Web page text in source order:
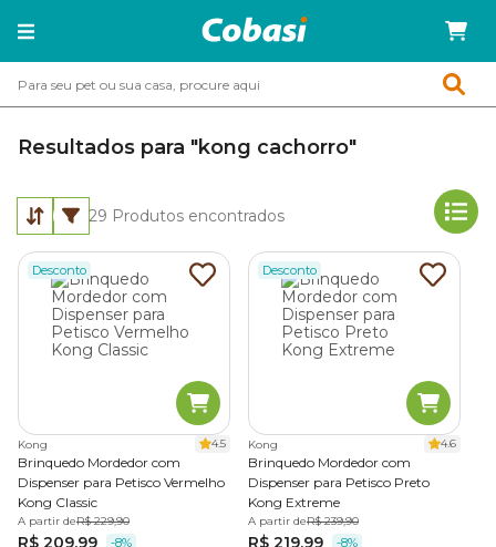
Resultados para "kong cachorro"
29 Produtos encontrados
Desconto
Kong 4.5
Brinquedo Mordedor com
Dispenser para Petisco Vermelho
Kong Classic
A partir deR$ 229,90
R$ 209,99 -8%
Desconto
Kong 4.6
Brinquedo Mordedor com
Dispenser para Petisco Preto
Kong Extreme
A partir deR$ 239,90
R$ 219,99 -8%